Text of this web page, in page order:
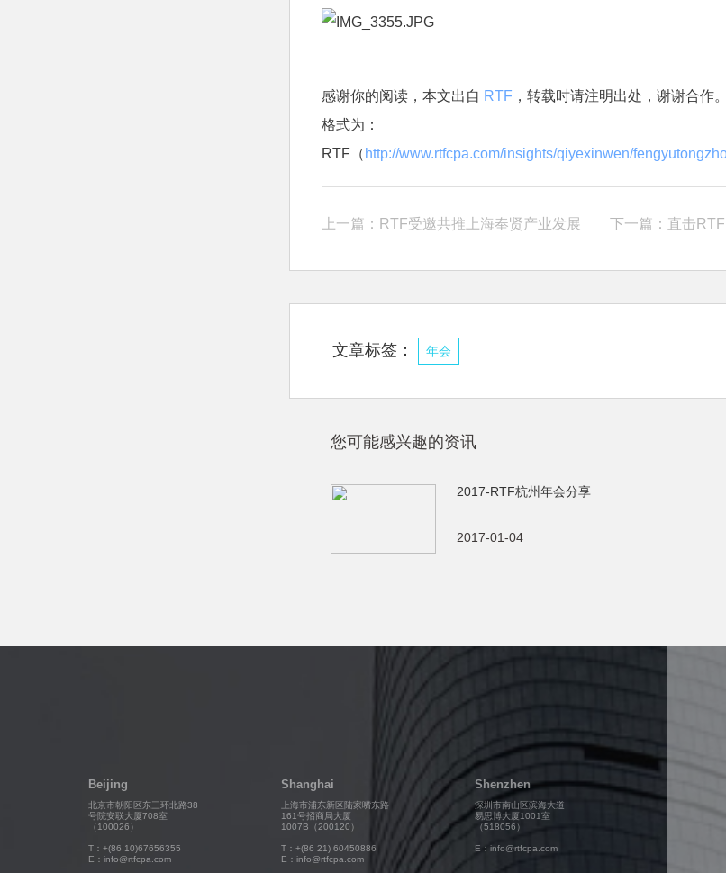
感谢你的阅读，本文出自 RTF ，转载时请注明出处，谢谢合作。
格式为：
RTF（ http://www.rtfcpa.com/insights/qiyexinwen/
上一篇： RTF受邀共推上海奉贤产业发展 下一篇： 直击RTF赴约
文章标签： 年会
您可能感兴趣的资讯
2017-RTF杭州年会分享
2017-01-04
Beijing
北京市朝阳区东三环北路38
号院安联大厦708室
（100026）
T：+(86 10)67656355
E：info@rtfcpa.com
Shanghai
上海市浦东新区陆家嘴东路
161号招商局大厦
1007B（200120）
T：+(86 21) 60450886
E：info@rtfcpa.com
Shenzhen
深圳市南山区滨海大道
易思博大厦1001室
（518056）
E：info@rtfcpa.com